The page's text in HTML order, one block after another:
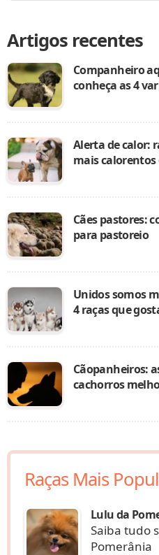
Artigos recentes
Companheiro
conheça as 4
Alerta de calor:
mais calorentos
Cães pastores:
para pastoreio
Unidos somos
4 raças que
Cãopanheiros:
cachorros
Raças Mais
Lulu da
Saiba tudo
Pomerânia